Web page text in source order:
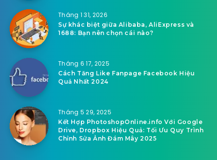
Tháng 1 31, 2026
Sự khác biệt giữa Alibaba, AliExpress và
1688: Bạn nên chọn cái nào?
Tháng 6 17, 2025
Cách Tăng Like Fanpage Facebook Hiệu
Quả Nhất 2024
Tháng 5 29, 2025
Kết Hợp PhotoshopOnline.info Với Google
Drive, Dropbox Hiệu Quả: Tối Ưu Quy Trình
Chỉnh Sửa Ảnh Đám Mây 2025